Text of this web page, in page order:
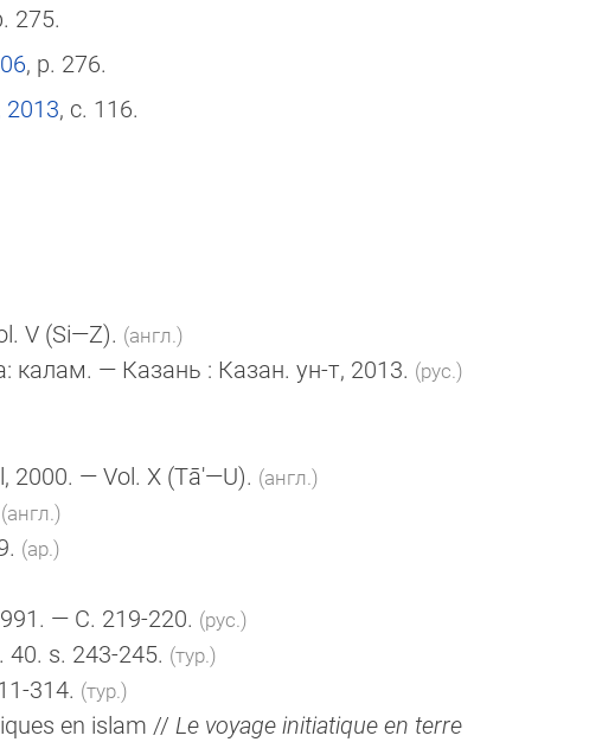
275.
, p. 276.
, с. 116.
V (Si—Z). (англ.)
— Казань : Казан. ун-т, 2013. (рус.)
, 2000. — Vol. X (Tā'—U). (англ.)
(англ.)
(ар.)
— С. 219-220. (рус.)
s. 243-245. (тур.)
314. (тур.)
en islam // Le voyage initiatique en terre